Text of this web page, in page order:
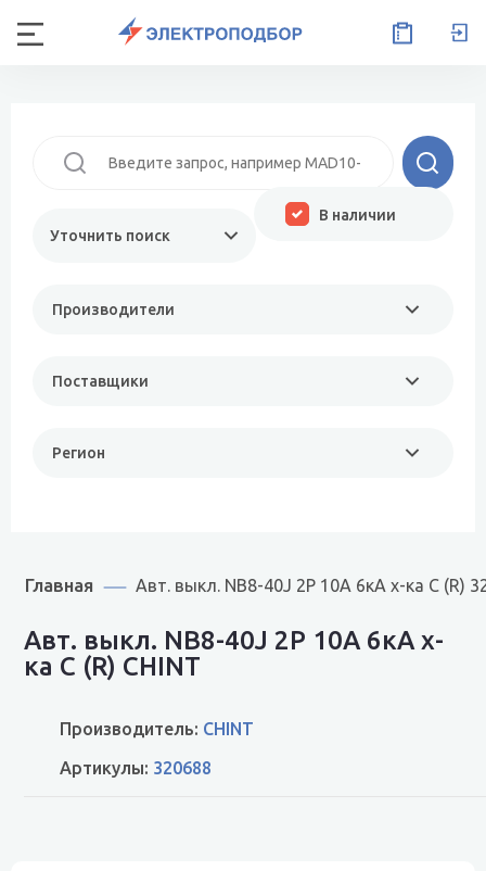
Уточнить поиск
Производители
Поставщики
Регион
В наличии
Главная Авт. выкл. NB8-40J 2P 10А 6кА х-ка C (R)
Авт. выкл. NB8-40J 2P 10А 6кА х-
ка C (R) CHINT
Производитель: CHINT
Артикулы: 320688